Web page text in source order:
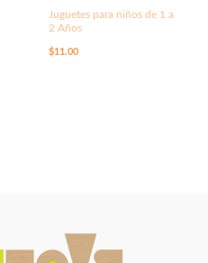
Juguetes para niños de 1 a
2 Años
$11.00